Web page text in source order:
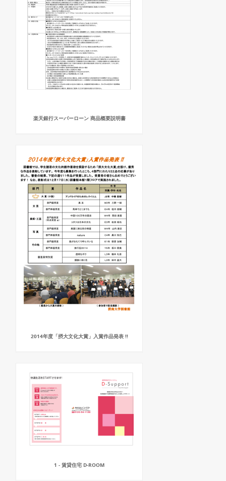
楽天銀行スーパーローン 商品概要説明書
2014年度「摂大文化大賞」入賞作品発表 !!
1 - 賃貸住宅 D-ROOM